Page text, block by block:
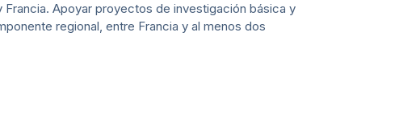
Apoyar proyectos de investigación básica y
regional, entre Francia y al menos dos